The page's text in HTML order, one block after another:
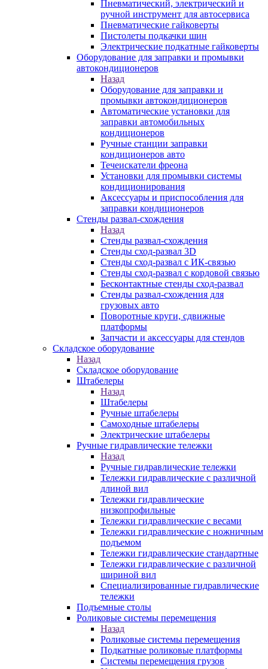
Пневматический, электрический и
ручной инструмент для автосервиса
Пневматические гайковерты
Пистолеты подкачки шин
Электрические подкатные гайковерты
Оборудование для заправки и промывки
автокондиционеров
Назад
Оборудование для заправки и
промывки автокондиционеров
Автоматические установки для
заправки автомобильных
кондиционеров
Ручные станции заправки
кондиционеров авто
Течеискатели фреона
Установки для промывки системы
кондиционирования
Аксессуары и приспособления для
заправки кондиционеров
Стенды развал-схождения
Назад
Стенды развал-схождения
Стенды сход-развал 3D
Стенды сход-развал с ИК-связью
Стенды сход-развал с кордовой связью
Бесконтактные стенды сход-развал
Стенды развал-схождения для
грузовых авто
Поворотные круги, сдвижные
платформы
Запчасти и аксессуары для стендов
Складское оборудование
Назад
Складское оборудование
Штабелеры
Назад
Штабелеры
Ручные штабелеры
Самоходные штабелеры
Электрические штабелеры
Ручные гидравлические тележки
Назад
Ручные гидравлические тележки
Тележки гидравлические с различной
длиной вил
Тележки гидравлические
низкопрофильные
Тележки гидравлические с весами
Тележки гидравлические с ножничным
подъемом
Тележки гидравлические стандартные
Тележки гидравлические с различной
шириной вил
Специализированные гидравлические
тележки
Подъемные столы
Роликовые системы перемещения
Назад
Роликовые системы перемещения
Подкатные роликовые платформы
Системы перемещения грузов